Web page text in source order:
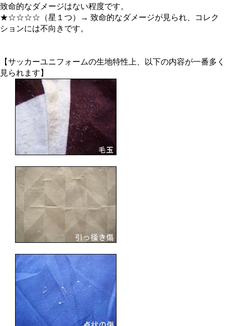
致命的なダメージはない程度です。
★☆☆☆☆（星１つ）→ 致命的なダメージが見られ、コレク
ションには不向きです。
【サッカーユニフォームの生地特性上、以下の内容が一番多く
見られます】